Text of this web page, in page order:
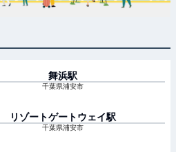
舞浜駅
千葉県浦安市
リゾートゲートウェイ駅
千葉県浦安市